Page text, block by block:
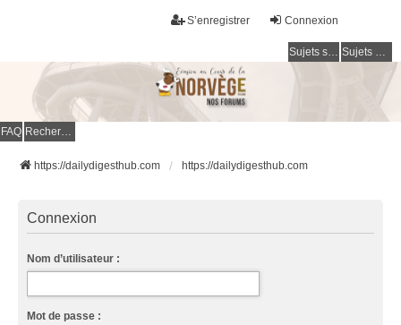
Connexion
S’enregistrer
Sujets sans réponse Sujets actifs
FAQ Rechercher
https://dailydigesthub.com https://dailydigesthub.com
Connexion
Nom d’utilisateur :
Mot de passe :